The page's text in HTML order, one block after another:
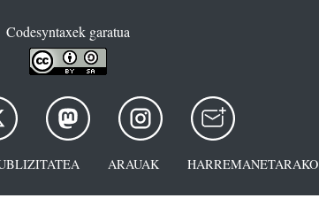
Codesyntaxek garatua
ARAUAK HARREMANETARAKO